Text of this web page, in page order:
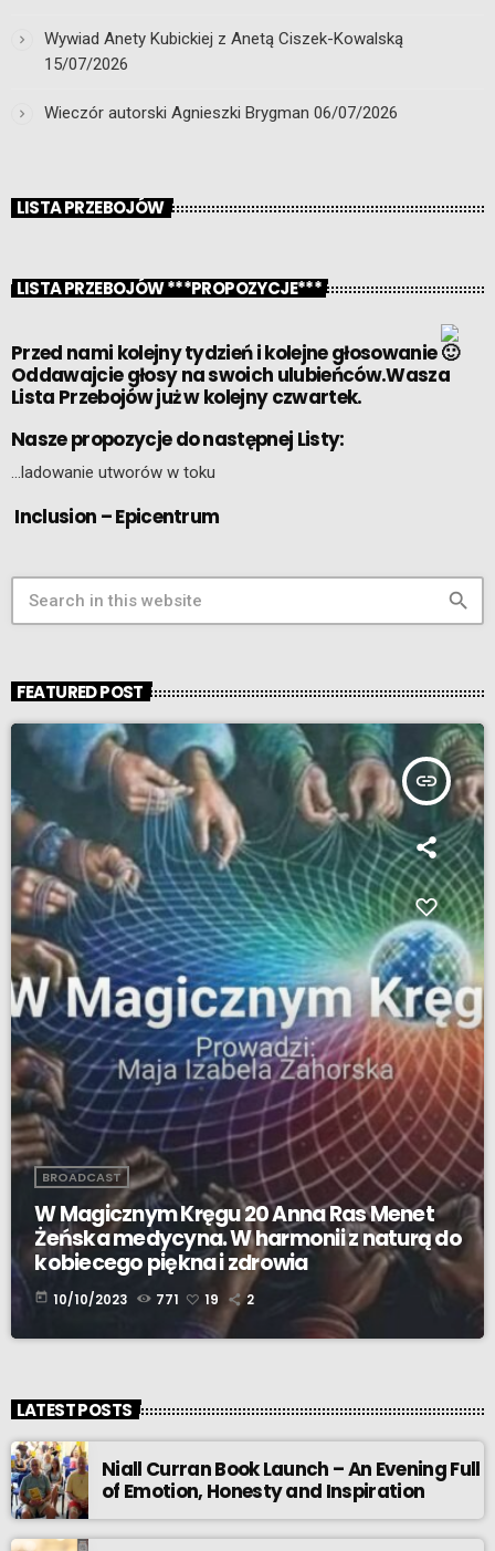
Wywiad Anety Kubickiej z Anetą Ciszek-Kowalską
15/07/2026
Wieczór autorski Agnieszki Brygman 06/07/2026
LISTA PRZEBOJÓW
LISTA PRZEBOJÓW ***PROPOZYCJE***
Przed nami kolejny tydzień i kolejne głosowanie
Oddawajcie głosy na swoich ulubieńców.Wasza
Lista Przebojów już w kolejny czwartek.
Nasze propozycje do następnej Listy:
…ladowanie utworów w toku
Inclusion – Epicentrum
search
FEATURED POST
insert_link
BROADCAST
W Magicznym Kręgu 20 Anna Ras Menet
Żeńska medycyna. W harmonii z naturą do
kobiecego piękna i zdrowia
today 10/10/2023 771 19 2
LATEST POSTS
Niall Curran Book Launch – An Evening Full
of Emotion, Honesty and Inspiration